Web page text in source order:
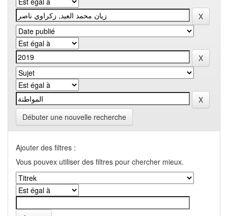
Débuter une nouvelle recherche
Ajouter des filtres :
Vous pouvex utiliser des filtres pour chercher mieux.